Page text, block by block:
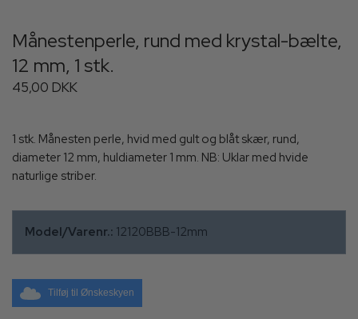
Månestenperle, rund med krystal-bælte,
12 mm, 1 stk.
45,00 DKK
1 stk. Månesten perle, hvid med gult og blåt skær, rund,
diameter 12 mm, huldiameter 1 mm. NB: Uklar med hvide
naturlige striber.
Model/Varenr.: 12120BBB-12mm
Tilføj til Ønskeskyen